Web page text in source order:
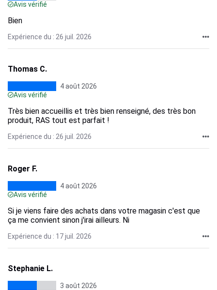
Avis vérifié
Bien
Expérience du : 26 juil. 2026
Thomas C.
4 août 2026
Avis vérifié
Très bien accueillis et très bien renseigné, des très bon
produit, RAS tout est parfait !
Expérience du : 26 juil. 2026
Roger F.
4 août 2026
Avis vérifié
Si je viens faire des achats dans votre magasin c'est que
ça me convient sinon j'irai ailleurs. Ni
Expérience du : 17 juil. 2026
Stephanie L.
3 août 2026